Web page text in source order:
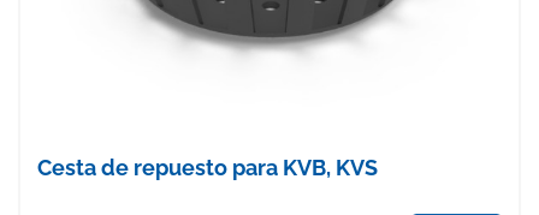
Cesta de repuesto para KVB, KVS